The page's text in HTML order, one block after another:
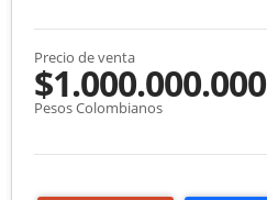
Precio de venta
$1.000.000.000
Pesos Colombianos